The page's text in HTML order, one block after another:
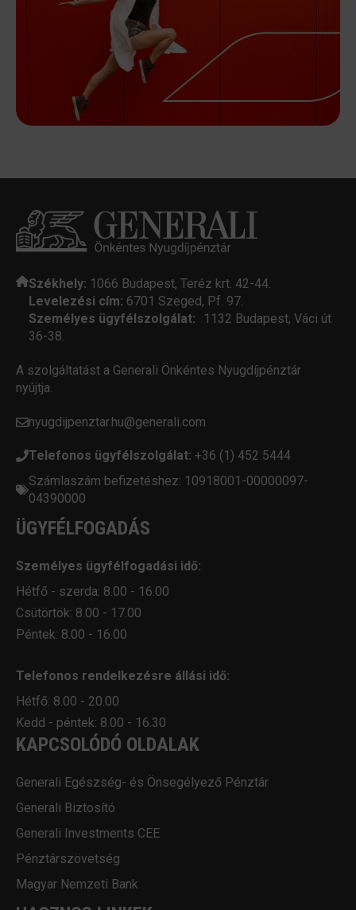
Székhely: 1066 Budapest, Teréz krt. 42-44.
Levelezési cím: 6701 Szeged, Pf. 97.
Személyes ügyfélszolgálat: 1132 Budapest, Váci út
36-38.
A szolgáltatást a Generali Önkéntes Nyugdíjpénztár
nyújtja.
nyugdijpenztar.hu@generali.com
Telefonos ügyfélszolgálat: +36 (1) 452 5444
Számlaszám befizetéshez: 10918001-00000097-
04390000
ÜGYFÉLFOGADÁS
Személyes ügyfélfogadási idő:
Hétfő - szerda: 8.00 - 16.00
Csütörtök: 8.00 - 17.00
Péntek: 8.00 - 16.00
Telefonos rendelkezésre állási idő:
Hétfő: 8.00 - 20.00
Kedd - péntek: 8.00 - 16.30
KAPCSOLÓDÓ OLDALAK
Generali Egészség- és Önsegélyező Pénztár
Generali Biztosító
Generali Investments CEE
Pénztárszövetség
Magyar Nemzeti Bank